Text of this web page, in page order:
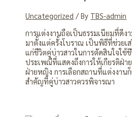
Uncategorized / By TBS-admin
การแต่งงานถือเป็นธรรมเนียมที่ดี
มาตั้งแต่ครั้งโบราณ เป็นพิธีที่ช่วยเ
แก่ชีวิตคู่บ่าวสาวในการตัดสินใจใช้
ประเพณีที่แสดงถึงการให้เกียรติฝ่
ฝ่ายหญิง การเลือกสถานที่แต่งงาน
สำคัญที่คู่บ่าวสาวควรพิจารณา